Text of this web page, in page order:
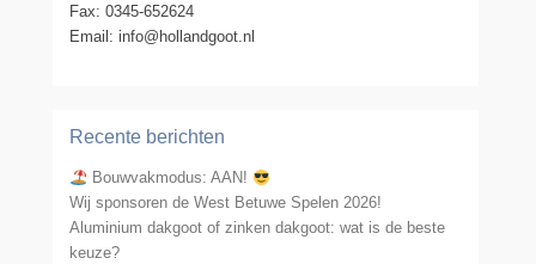
Fax: 0345-652624
Email: info@hollandgoot.nl
Recente berichten
Bouwvakmodus: AAN!
Wij sponsoren de West Betuwe Spelen 2026!
Aluminium dakgoot of zinken dakgoot: wat is de beste
keuze?